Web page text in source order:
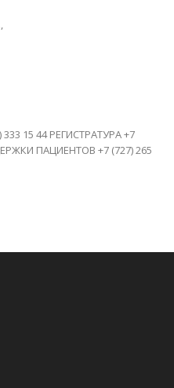
15 44 РЕГИСТРАТУРА +7
ПАЦИЕНТОВ +7 (727) 265